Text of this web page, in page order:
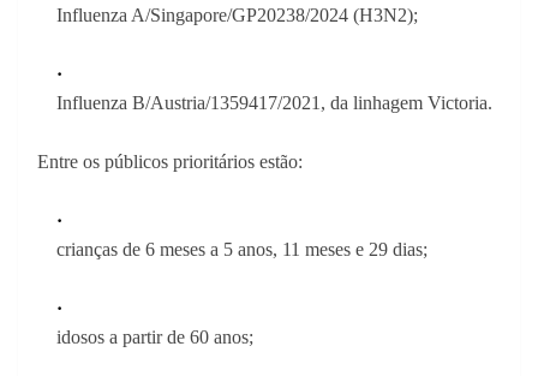
Influenza A/Singapore/GP20238/2024 (H3N2);
Influenza B/Austria/1359417/2021, da linhagem Victoria.
Entre os públicos prioritários estão:
crianças de 6 meses a 5 anos, 11 meses e 29 dias;
idosos a partir de 60 anos;